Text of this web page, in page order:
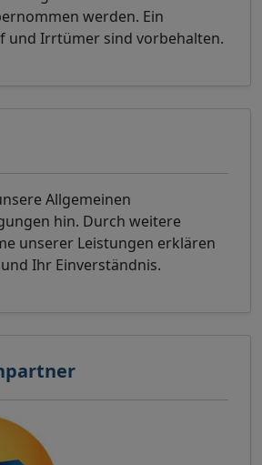
werden. Ein
und Irrtümer sind vorbehalten.
Allgemeinen
hin. Durch weitere
unserer Leistungen erklären
Ihr Einverständnis.